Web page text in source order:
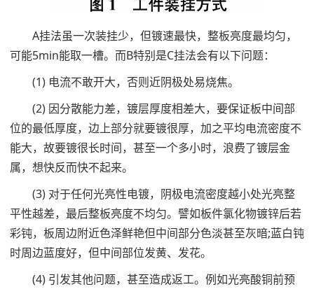
A挂法虽一次装挂少，但镀速最快，整板亮度最均匀，
可能5min能取一槽。而B特别是C挂法会有以下问题：
(1) 电流不敢开大，否则近阴极处易烧焦。
(2) 因分散能力差，镀层厚度相差大，要保证板中间部
位的最低厚度，边上部分就要镀很厚，加之平均电流密度不
能大，故要镀很长时间，甚至一个多小时，浪费了镀层金
属，想快反而快不起来。
(3) 对于任何光亮性电镀，阴极电流密度越小处光亮整
平性越差，最后整板亮度不均匀。譬如板件氯化物镀锌后若
彩钝，板周边附近色泽鲜艳但中间部分色淡甚至灰暗;蓝白钝
时周边蓝度好，但中间部位发黄、发花。
(4) 引发其他问题，甚至造成返工。例如光亮酸铜前预